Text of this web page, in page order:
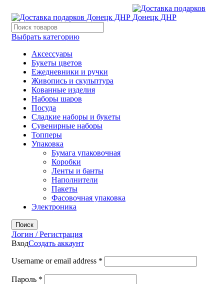
Выбрать категорию
Аксессуары
Букеты цветов
Ежедневники и ручки
Живопись и скульптура
Кованные изделия
Наборы шаров
Посуда
Сладкие наборы и букеты
Сувенирные наборы
Топперы
Упаковка
Бумага упаковочная
Коробки
Ленты и банты
Наполнители
Пакеты
Фасовочная упаковка
Электроника
Поиск
Логин / Регистрация
ВходСоздать аккаунт
Username or email address *
Пароль *